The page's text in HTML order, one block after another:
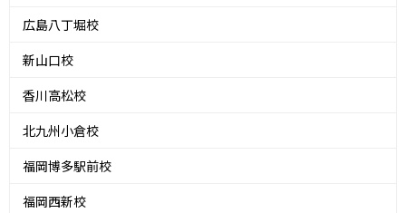
広島八丁堀校
新山口校
香川高松校
北九州小倉校
福岡博多駅前校
福岡西新校